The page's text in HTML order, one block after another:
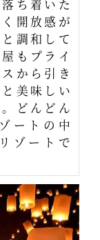
ち着いた
開放感が
調和して
もプライ
から引き
美味しい
どんどん
ートの中
ゾートで